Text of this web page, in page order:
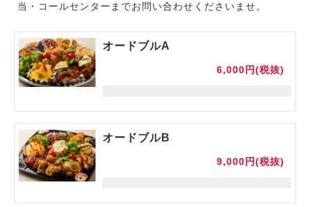
当・コールセンターまでお問い合わせくださいませ。
オードブルA
6,000円(税抜)
オードブルB
9,000円(税抜)